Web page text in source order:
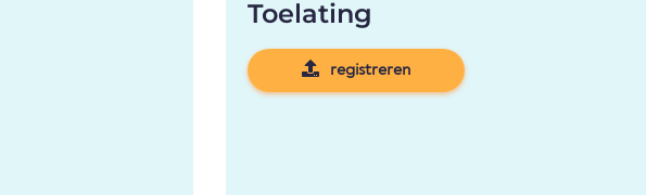
Toelating
registreren